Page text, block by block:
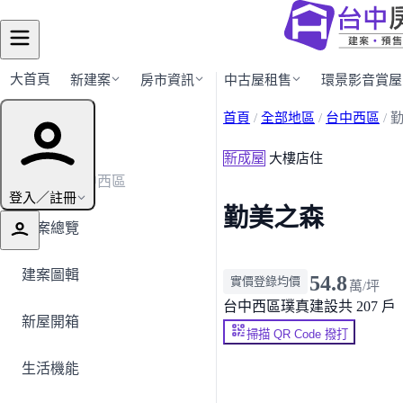
大首頁 新建案 房市資訊 中古屋租售 環景影音賞屋
登入／註冊
建案導覽
← 返回台中西區
建案總覽
建案圖輯
新屋開箱
生活機能
首頁 / 全部地區 / 台中西區 /
新成屋 大樓店住
勤美之森
實價登錄均價 54.8萬/坪
台中西區璞真建設共 207 戶
掃描 QR Code 撥打